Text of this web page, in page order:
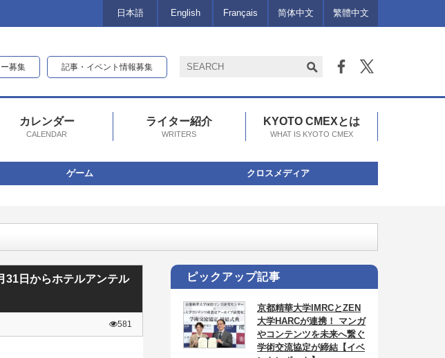
日本語 English Français 简体中文 繁體中文
募集 記事・イベント情報募集
カレンダー
CALENDAR
ライター紹介
WRITERS
KYOTO CMEXとは
WHAT IS KYOTO CMEX
ゲーム クロスメディア
ム京都にて開催！（開催期間：2026/1/31~2/8）
31日からホテルアンテル
581
ピックアップ記事
京都精華大学IMRCとZEN
大学HARCが連携！ マンガ
やコンテンツを未来へ繋ぐ
学術交流協定が締結【イベ